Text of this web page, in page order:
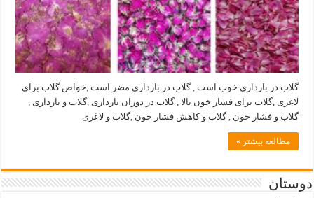
گلاب در بارداری خوب است , گلاب در بارداری مضر است ,خواص گلاب برای
لاغری ,گلاب برای فشار خون بالا , گلاب در دوران بارداری ,گلاب و بارداری ,
گلاب و فشار خون , گلاب و کاهش فشار خون ,گلاب و لاغری
مطالعه بیشتر »
دوستان